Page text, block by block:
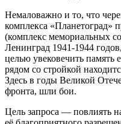
Немаловажно и то, что
комплекса «Планетоград»
(комплекс мемориальных
Ленинград 1941-1944
целью увековечить память
рядом со стройкой
Здесь в годы Великой
фронта, шли бои.
Цель запроса — повлиять